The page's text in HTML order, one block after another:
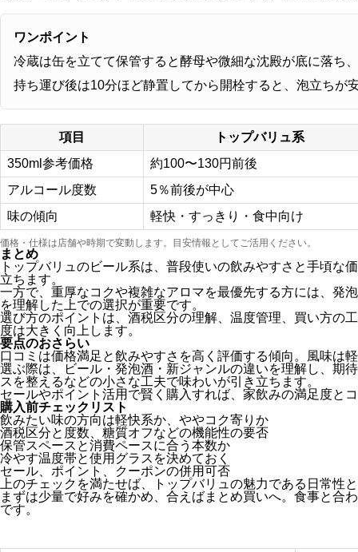
ワンポイント
冷蔵は缶を立てて保管すると酵母や微細な沈殿が底に落ち
持ち運び後は10分ほど静置してから開栓すると、泡立ちが
項目
トップバリュ系
350ml参考価格
約100〜130円前後
アルコール度数
5％前後が中心
味の傾向
軽快・すっきり・食中向け
価格・仕様は店舗や時期で変動します。目安情報としてご活用ください。
まとめ
トップバリュのビール系は、普段使いの飲みやすさと手頃な
立ちます。
一方で、重厚なコクや複雑なアロマを最優先する方には、発
を理解した上での選択が重要です。
選び方のポイントは、酒税区分の理解、温度管理、買い方の
度は大きく向上します。
要点のおさらい
口コミは価格満足と飲みやすさを高く評価する傾向。風味は
選ぶ際は、ビール・発泡酒・新ジャンルの違いを理解し、期
スを整えるなどの小さな工夫で味わいが引き立ちます。
セールやポイント活用で賢く購入すれば、家飲みの満足度と
購入前チェックリスト
飲みたい味の方向は軽快系か、ややコク寄りか
酒税区分と度数、糖質オフなどの機能性の要否
保管スペースと消費ペースに合う本数か
冷やす温度帯と使用グラスを決めておく
セール、ポイント、クーポンの併用可否
上のチェックを満たせば、トップバリュの魅力である日常性
まずは少量で好みを確かめ、合えばまとめ買いへ。食事と合
です。